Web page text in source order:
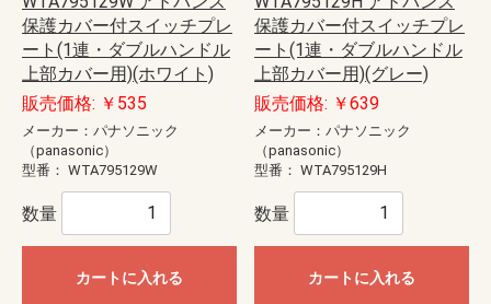
保護カバー付スイッチプレ
ート(1連・ダブルハンドル
上部カバー用)(ホワイト)
販売価格: ￥535
メーカー：パナソニック
（panasonic）
型番： WTA795129W
数量
カートに入れる
保護カバー付スイッチプレ
ート(1連・ダブルハンドル
上部カバー用)(グレー)
販売価格: ￥639
メーカー：パナソニック
（panasonic）
型番： WTA795129H
数量
カートに入れる